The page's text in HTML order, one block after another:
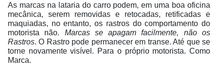
As marcas na lataria do carro podem, em uma boa oficina
mecânica, serem removidas e retocadas, retificadas e
maquiadas, no entanto, os rastros do comportamento do
motorista não. Marcas se apagam facilmente, não os
Rastros. O Rastro pode permanecer em transe. Até que se
torne novamente visível. Para o próprio motorista. Como
Marca.